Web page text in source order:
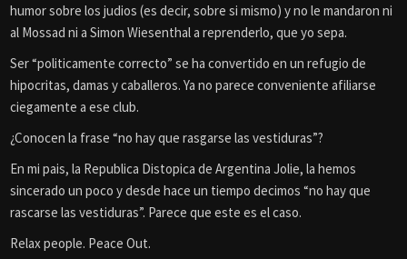
humor sobre los judios (es decir, sobre si mismo) y no le mandaron ni
al Mossad ni a Simon Wiesenthal a reprenderlo, que yo sepa.
Ser “politicamente correcto” se ha convertido en un refugio de
hipocritas, damas y caballeros. Ya no parece conveniente afiliarse
ciegamente a ese club.
¿Conocen la frase “no hay que rasgarse las vestiduras”?
En mi pais, la Republica Distopica de Argentina Jolie, la hemos
sincerado un poco y desde hace un tiempo decimos “no hay que
rascarse las vestiduras”. Parece que este es el caso.
Relax people. Peace Out.